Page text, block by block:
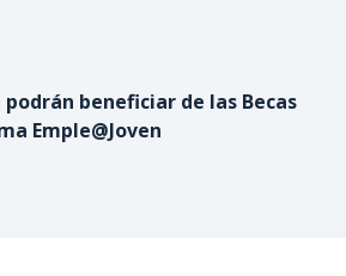
podrán beneficiar de las Becas
Emple@Joven